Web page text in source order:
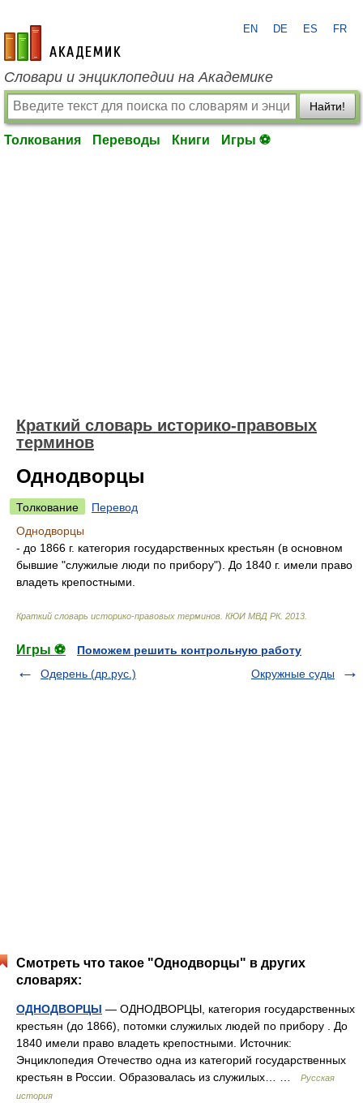
academic.ru
EN DE ES FR
Словари и энциклопедии на Академике
Найти!
Толкования Переводы Книги Игры ⚽
Краткий словарь историко-правовых
терминов
Однодворцы
Толкование
Перевод
Однодворцы
- до 1866 г. категория государственных крестьян (в основном
бывшие "служилые люди по прибору"). До 1840 г. имели право
владеть крепостными.
Краткий словарь историко-правовых терминов КЮИ МВД РК. 2013
Игры ⚽
Поможем решить контрольную работу
Одерень (др.рус.)
Окружные суды
Смотреть что такое "Однодворцы" в других
словарях:
ОДНОДВОРЦЫ — ОДНОДВОРЦЫ, категория государственных
крестьян (до 1866), потомки служилых людей по прибору . До
1840 имели право владеть крепостными. Источник:
Энциклопедия Отечество одна из категорий государственных
крестьян в России. Образовалась из служилых… …
Русская
история